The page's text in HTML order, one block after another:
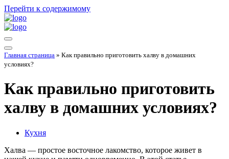
Перейти к содержимому
Меню
навигации
Меню
навигации
Главная страница » Как правильно приготовить халву в домашних
условиях?
Как правильно приготовить
халву в домашних условиях?
Кухня
Халва — простое восточное лакомство, которое живет в